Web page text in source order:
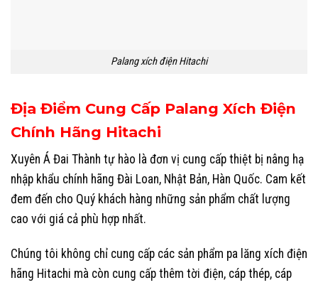
Palang xích điện Hitachi
Địa Điểm Cung Cấp Palang Xích Điện
Chính Hãng Hitachi
Xuyên Á Đai Thành tự hào là đơn vị cung cấp thiệt bị nâng hạ
nhập khẩu chính hãng Đài Loan, Nhật Bản, Hàn Quốc. Cam kết
đem đến cho Quý khách hàng những sản phẩm chất lượng
cao với giá cả phù hợp nhất.
Chúng tôi không chỉ cung cấp các sản phẩm pa lăng xích điện
hãng Hitachi mà còn cung cấp thêm tời điện, cáp thép, cáp